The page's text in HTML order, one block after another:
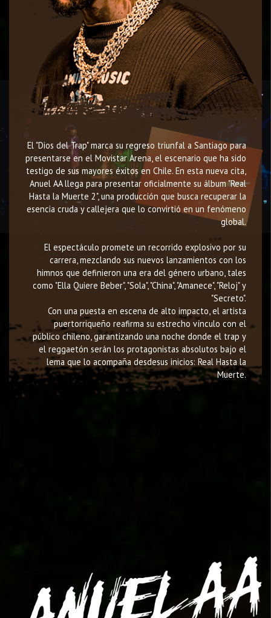
El "Dios del Trap" marca su regreso triunfal a Santiago para
presentarse en el Movistar Arena, el escenario que ha sido
testigo de sus mayores éxitos en Chile. En esta nueva cita,
Anuel AA llega para presentar oficialmente su álbum "Real
Hasta la Muerte 2", una producción que busca recuperar la
esencia cruda y callejera que lo convirtió en un fenómeno
global.
El espectáculo promete un recorrido explosivo por su
carrera, mezclando sus nuevos lanzamientos con los
himnos que definieron una era del género urbano, tales
como "Ella Quiere Beber", "Sola", "China", "Amanece", "Reloj" y
"Secreto".
Con una puesta en escena de alto impacto, el artista
puertorriqueño reafirma su estrecho vínculo con el
público chileno, garantizando una noche donde el trap y
el reggaetón serán los protagonistas absolutos bajo el
lema que lo acompaña desdesus inicios: Real Hasta la
Muerte.